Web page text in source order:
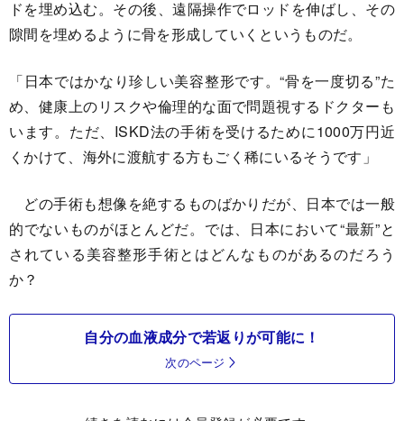
ドを埋め込む。その後、遠隔操作でロッドを伸ばし、その
隙間を埋めるように骨を形成していくというものだ。
「日本ではかなり珍しい美容整形です。“骨を一度切る”た
め、健康上のリスクや倫理的な面で問題視するドクターも
います。ただ、ISKD法の手術を受けるために1000万円近
くかけて、海外に渡航する方もごく稀にいるそうです」
どの手術も想像を絶するものばかりだが、日本では一般
的でないものがほとんどだ。では、日本において“最新”と
されている美容整形手術とはどんなものがあるのだろう
か？
自分の血液成分で若返りが可能に！
次のページ